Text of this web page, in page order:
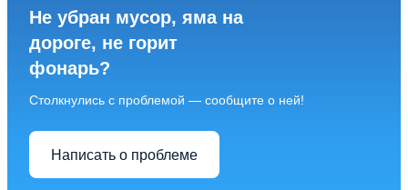
Не убран мусор, яма на
дороге, не горит
фонарь?
Столкнулись с проблемой — сообщите о ней!
Написать о проблеме